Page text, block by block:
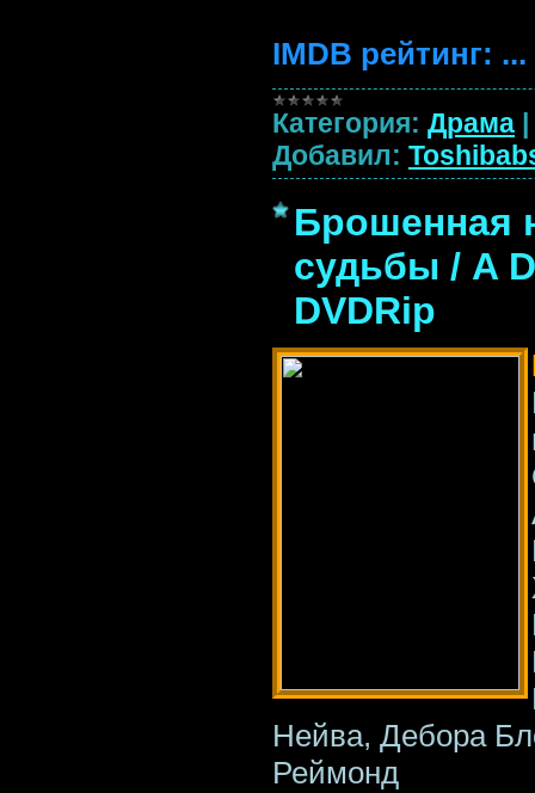
IMDB рейтинг: ...
Категория: Драма |
Добавил:
Брошенная
судьбы / A
DVDRip
Нейва, Дебора
Реймонд